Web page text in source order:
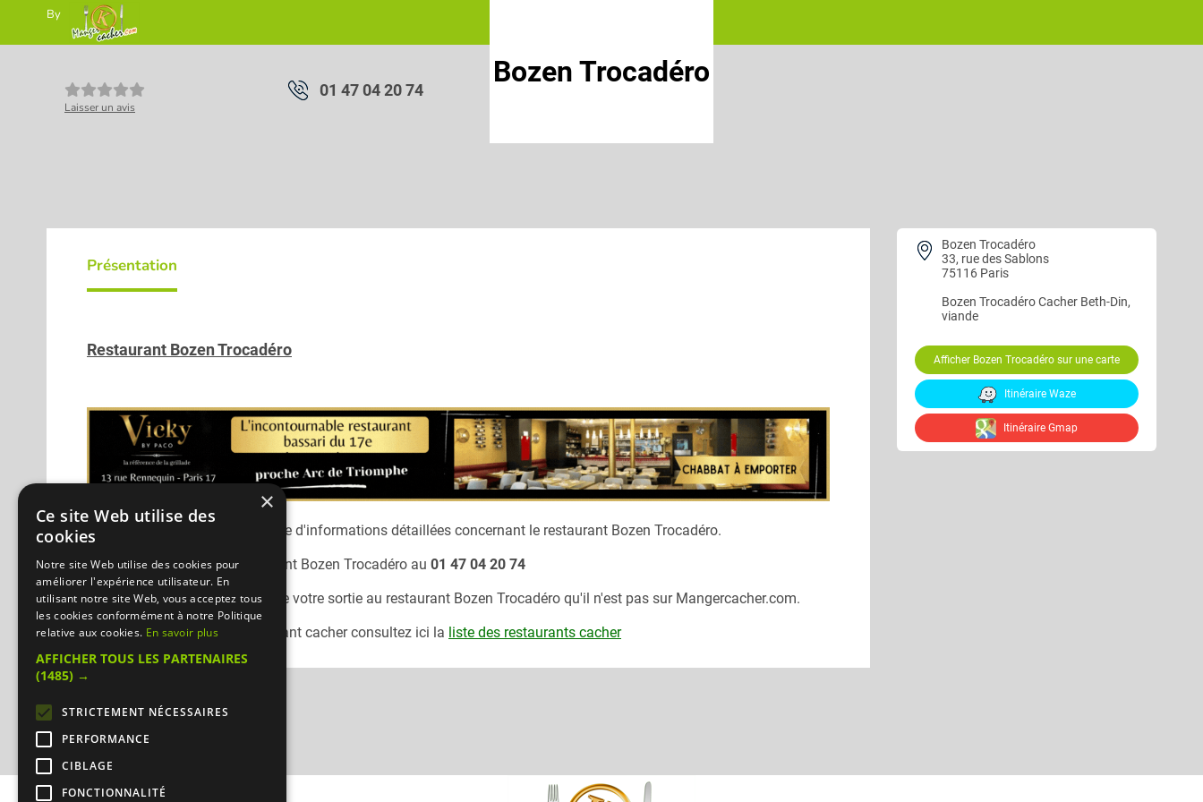
By
Bozen Trocadéro
01 47 04 20 74
Laisser un avis
Bozen Trocadéro
33, rue des Sablons
75116 Paris
Bozen TrocadéroCacher Beth-Din,
viande
Afficher Bozen Trocadéro sur une carte
Itinéraire Waze
Itinéraire Gmap
Présentation
Restaurant Bozen Trocadéro
Désolé, nous n'avons pas encore d'informations détaillées concernant le restaurant Bozen Trocadéro.
Vous pouvez joindre le restaurant Bozen Trocadéro au 01 47 04 20 74
N'oubliez pas de préciser lors de votre sortie au restaurant Bozen Trocadéro qu'il n'est pas sur Mangercacher.com.
Pour consulter un autre restaurant cacher consultez ici la liste des restaurants cacher
×
Ce site Web utilise des
cookies
Notre site Web utilise des cookies pour
améliorer l'expérience utilisateur. En
utilisant notre site Web, vous acceptez tous
les cookies conformément à notre Politique
relative aux cookies. En savoir plus
AFFICHER TOUS LES PARTENAIRES
(1485) →
STRICTEMENT NÉCESSAIRES
PERFORMANCE
CIBLAGE
FONCTIONNALITÉ